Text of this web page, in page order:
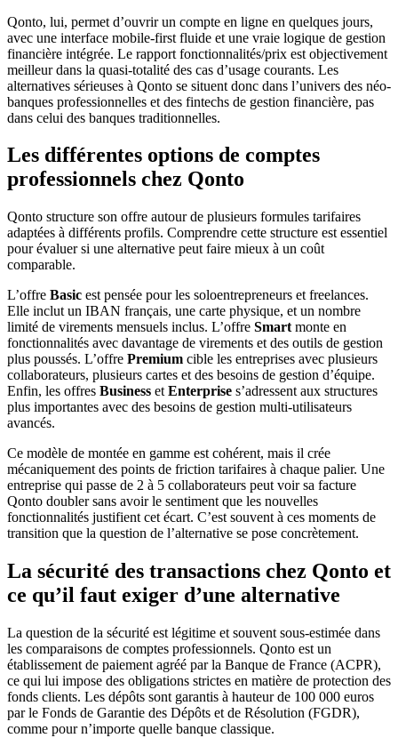
Qonto, lui, permet d’ouvrir un compte en ligne en quelques jours,
avec une interface mobile-first fluide et une vraie logique de gestion
financière intégrée. Le rapport fonctionnalités/prix est objectivement
meilleur dans la quasi-totalité des cas d’usage courants. Les
alternatives sérieuses à Qonto se situent donc dans l’univers des néo-
banques professionnelles et des fintechs de gestion financière, pas
dans celui des banques traditionnelles.
Les différentes options de comptes
professionnels chez Qonto
Qonto structure son offre autour de plusieurs formules tarifaires
adaptées à différents profils. Comprendre cette structure est essentiel
pour évaluer si une alternative peut faire mieux à un coût
comparable.
L’offre Basic est pensée pour les soloentrepreneurs et freelances.
Elle inclut un IBAN français, une carte physique, et un nombre
limité de virements mensuels inclus. L’offre Smart monte en
fonctionnalités avec davantage de virements et des outils de gestion
plus poussés. L’offre Premium cible les entreprises avec plusieurs
collaborateurs, plusieurs cartes et des besoins de gestion d’équipe.
Enfin, les offres Business et Enterprise s’adressent aux structures
plus importantes avec des besoins de gestion multi-utilisateurs
avancés.
Ce modèle de montée en gamme est cohérent, mais il crée
mécaniquement des points de friction tarifaires à chaque palier. Une
entreprise qui passe de 2 à 5 collaborateurs peut voir sa facture
Qonto doubler sans avoir le sentiment que les nouvelles
fonctionnalités justifient cet écart. C’est souvent à ces moments de
transition que la question de l’alternative se pose concrètement.
La sécurité des transactions chez Qonto et
ce qu’il faut exiger d’une alternative
La question de la sécurité est légitime et souvent sous-estimée dans
les comparaisons de comptes professionnels. Qonto est un
établissement de paiement agréé par la Banque de France (ACPR),
ce qui lui impose des obligations strictes en matière de protection des
fonds clients. Les dépôts sont garantis à hauteur de 100 000 euros
par le Fonds de Garantie des Dépôts et de Résolution (FGDR),
comme pour n’importe quelle banque classique.